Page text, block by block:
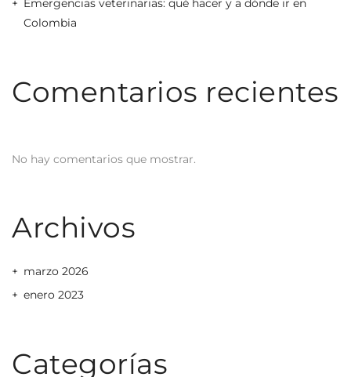
Emergencias veterinarias: qué hacer y a dónde ir en
Colombia
Comentarios recientes
No hay comentarios que mostrar.
Archivos
marzo 2026
enero 2023
Categorías